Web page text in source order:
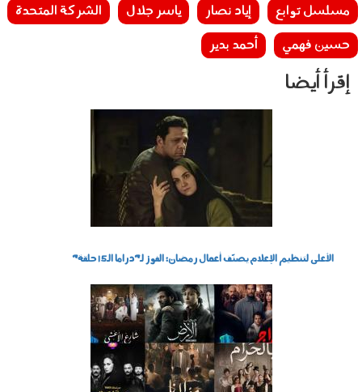
مسلسل توابع
إياد نصار ياسر جلال
الشركة المتحدة
حسين فهمي
أحمد بدير
إقرأ أيضا
الأعلى لتنظيم الإعلام يصنّف أعمال رمضان: الفوز لـ"دراما الـ15 حلقة"